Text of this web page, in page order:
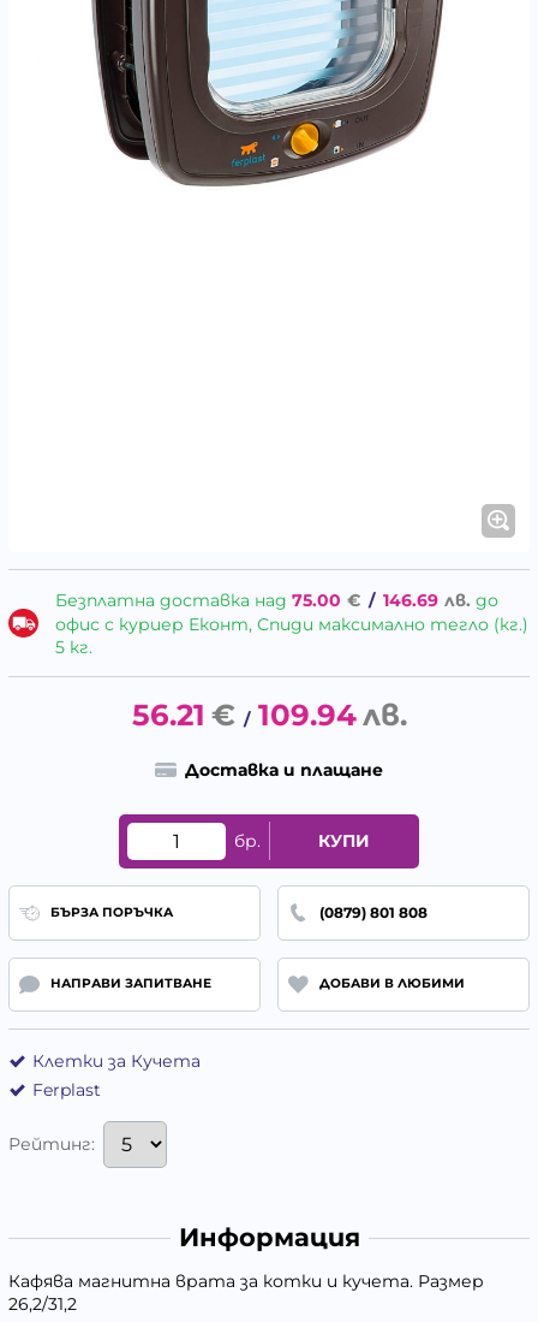
Безплатна доставка над 75.00 € / 146.69 лв. до
офис с куриер Еконт, Спиди максимално тегло (кг.)
5 кг.
56.21 € / 109.94лв.
Доставка и плащане
бр. КУПИ
БЪРЗА ПОРЪЧКА (0879) 801 808
НАПРАВИ ЗАПИТВАНЕ ДОБАВИ В ЛЮБИМИ
Клетки за Кучета
Ferplast
Рейтинг:
Информация
Кафява магнитна врата за котки и кучета. Размер
26,2/31,2